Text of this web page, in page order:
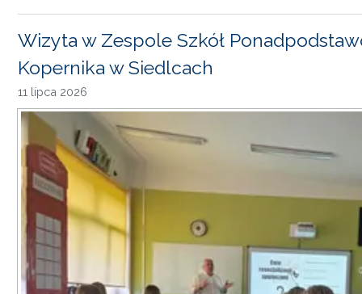
Wizyta w Zespole Szkół
Kopernika w Siedlcach
11 lipca 2026